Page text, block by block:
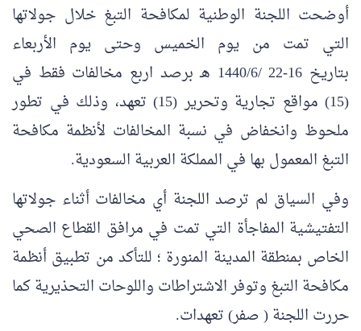
أوضحت اللجنة الوطنية لمكافحة التبغ خلال جولاتها
التي تمت من يوم الخميس وحتى يوم الأربعاء
بتاريخ 16-22 /1440/6 هـ برصد اربع مخالفات فقط في
(15) مواقع تجارية وتحرير (15) تعهد، وذلك في تطور
ملحوظ وانخفاض في نسبة المخالفات لأنظمة مكافحة
التبغ المعمول بها في المملكة العربية السعودية.
وفي السياق لم ترصد اللجنة أي مخالفات أثناء جولاتها
التفتيشية المفاجأة التي تمت في مرافق القطاع الصحي
الخاص بمنطقة المدينة المنورة ؛ للتأكد من تطبيق أنظمة
مكافحة التبغ وتوفر الاشتراطات واللوحات التحذيرية كما
حررت اللجنة ( صفر) تعهدات.